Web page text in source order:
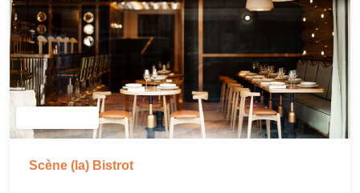
Scène (la) Bistrot